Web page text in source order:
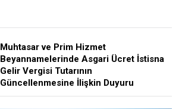
Muhtasar ve Prim Hizmet
Beyannamelerinde Asgari Ücret İstisna
Gelir Vergisi Tutarının
Güncellenmesine İlişkin Duyuru